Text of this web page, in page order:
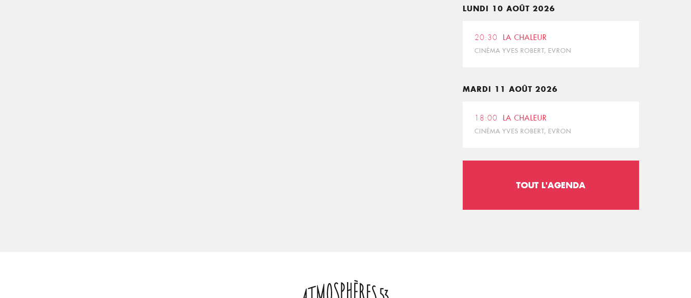
LUNDI 10 AOÛT 2026
20:30 LA CHALEUR
CINÉMA YVES ROBERT, EVRON
MARDI 11 AOÛT 2026
18:00 LA CHALEUR
CINÉMA YVES ROBERT, EVRON
TOUT L'AGENDA